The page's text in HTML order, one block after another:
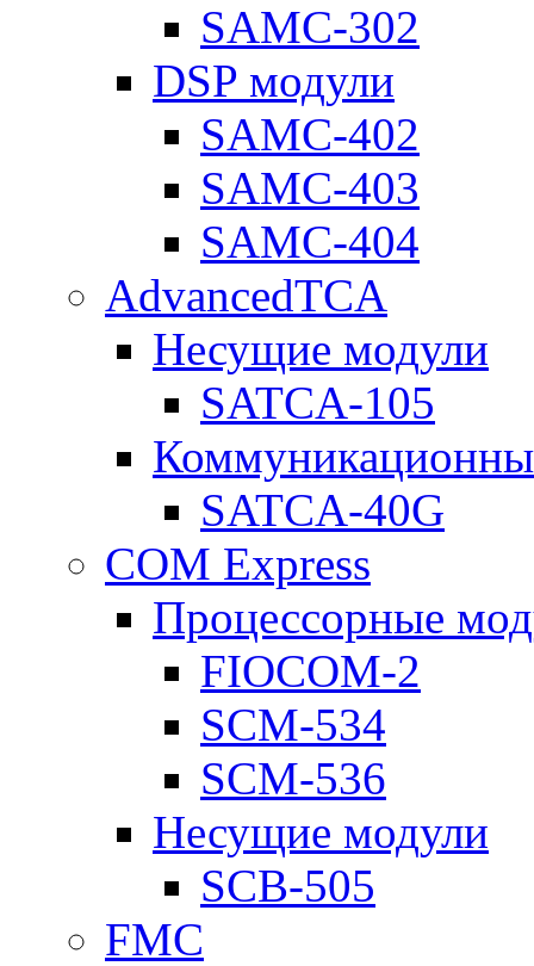
SAMC-302
DSP модули
SAMC-402
SAMC-403
SAMC-404
AdvancedTCA
Несущие модули
SATCA-105
SATCA-40G
COM Express
Процессорные
FIOCOM-2
SCM-534
SCM-536
Несущие модули
SCB-505
FMC